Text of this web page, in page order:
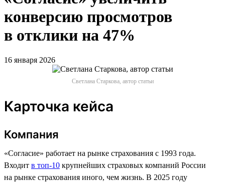
конверсию просмотров
в отклики на 47%
16 января 2026
Светлана Старкова, автор статьи
Карточка кейса
Компания
«Согласие» работает на рынке страхования с 1993 года.
Входит в топ-10 крупнейших страховых компаний России
на рынке страхования иного, чем жизнь. В 2025 году